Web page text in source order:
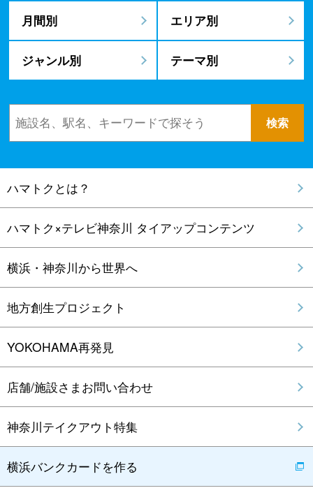
月間別 エリア別
ジャンル別 テーマ別
ハマトクとは？
ハマトク×テレビ神奈川 タイアップコンテンツ
横浜・神奈川から世界へ
地方創生プロジェクト
YOKOHAMA再発見
店舗/施設さまお問い合わせ
神奈川テイクアウト特集
横浜バンクカードを作る